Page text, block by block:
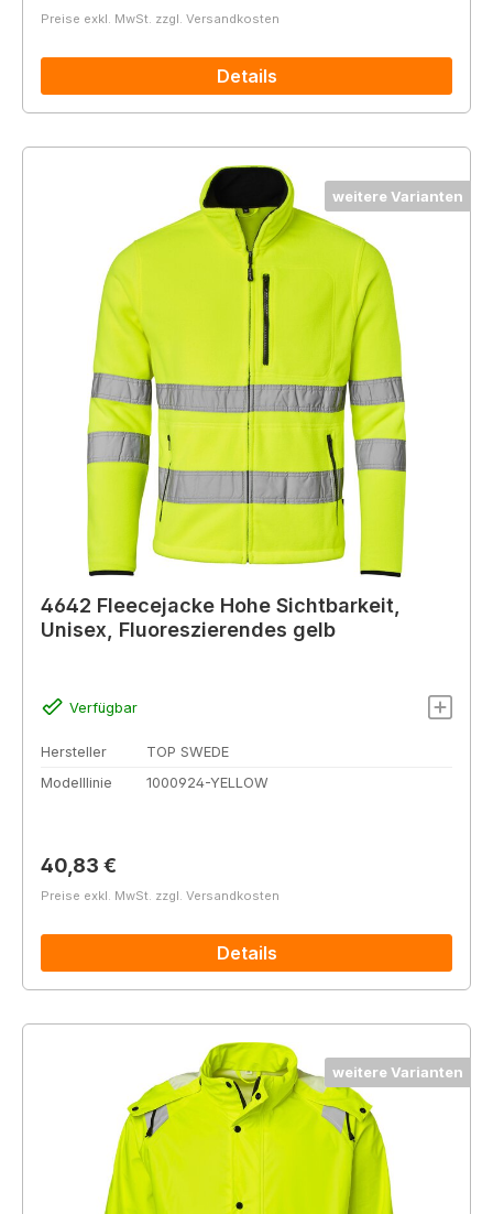
Preise exkl. MwSt. zzgl. Versandkosten
Details
weitere Varianten
4642 Fleecejacke Hohe Sichtbarkeit,
Unisex, Fluoreszierendes gelb
Verfügbar
Hersteller
TOP SWEDE
Modelllinie
1000924-YELLOW
Regulärer Preis:
40,83 €
Preise exkl. MwSt. zzgl. Versandkosten
Details
weitere Varianten